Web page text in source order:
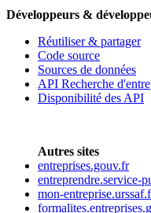
Développeurs &
Réutiliser & partager
Code source
Sources de données
API Recherche
Disponibilité des API
Autres sites
entreprises.gouv.fr
entreprendre.service-
mon-